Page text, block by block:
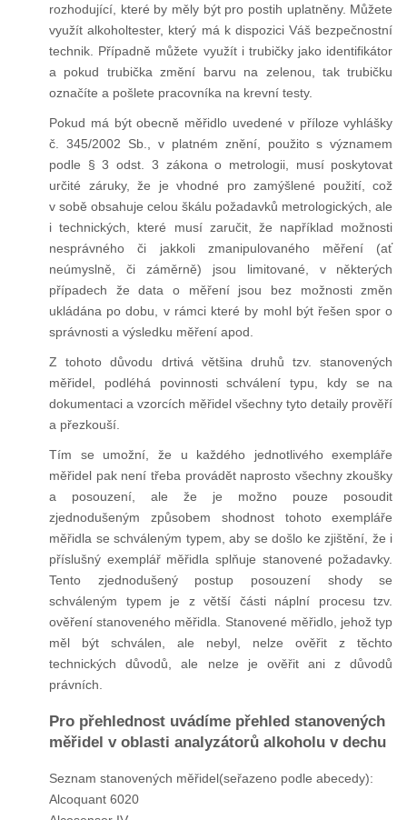
rozhodující, které by měly být pro postih uplatněny. Můžete
využít alkoholtester, který má k dispozici Váš bezpečnostní
technik. Případně můžete využít i trubičky jako identifikátor
a pokud trubička změní barvu na zelenou, tak trubičku
označíte a pošlete pracovníka na krevní testy.
Pokud má být obecně měřidlo uvedené v příloze vyhlášky
č. 345/2002 Sb., v platném znění, použito s významem
podle § 3 odst. 3 zákona o metrologii, musí poskytovat
určité záruky, že je vhodné pro zamýšlené použití, což
v sobě obsahuje celou škálu požadavků metrologických, ale
i technických, které musí zaručit, že například možnosti
nesprávného či jakkoli zmanipulovaného měření (ať
neúmyslně, či záměrně) jsou limitované, v některých
případech že data o měření jsou bez možnosti změn
ukládána po dobu, v rámci které by mohl být řešen spor o
správnosti a výsledku měření apod.
Z tohoto důvodu drtivá většina druhů tzv. stanovených
měřidel, podléhá povinnosti schválení typu, kdy se na
dokumentaci a vzorcích měřidel všechny tyto detaily prověří
a přezkouší.
Tím se umožní, že u každého jednotlivého exempláře
měřidel pak není třeba provádět naprosto všechny zkoušky
a posouzení, ale že je možno pouze posoudit
zjednodušeným způsobem shodnost tohoto exempláře
měřidla se schváleným typem, aby se došlo ke zjištění, že i
příslušný exemplář měřidla splňuje stanovené požadavky.
Tento zjednodušený postup posouzení shody se
schváleným typem je z větší části náplní procesu tzv.
ověření stanoveného měřidla. Stanovené měřidlo, jehož typ
měl být schválen, ale nebyl, nelze ověřit z těchto
technických důvodů, ale nelze je ověřit ani z důvodů
právních.
Pro přehlednost uvádíme přehled stanovených
měřidel v oblasti analyzátorů alkoholu v dechu
Seznam stanovených měřidel(seřazeno podle abecedy):
Alcoquant 6020